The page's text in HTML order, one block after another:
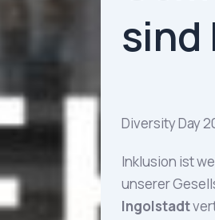
sind
Diversity Day
Inklusion ist
unserer
Ingolstadt